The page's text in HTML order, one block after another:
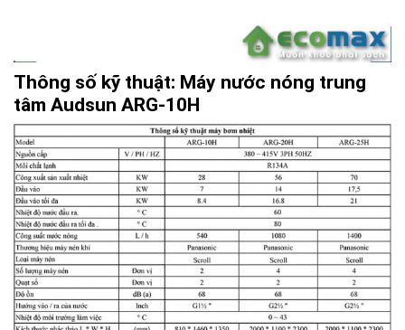
Thông số kỹ thuật: Máy nước nóng trung
tâm Audsun ARG-10H